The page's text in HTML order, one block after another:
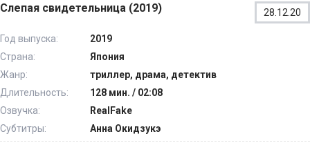
Слепая свидетельница (2019) 28.12.20
Год выпуска:
2019
Страна:
Япония
Жанр:
триллер, драма, детектив
Длительность:
128 мин. / 02:08
Озвучка:
RealFake
Субтитры:
Анна Окидзукэ